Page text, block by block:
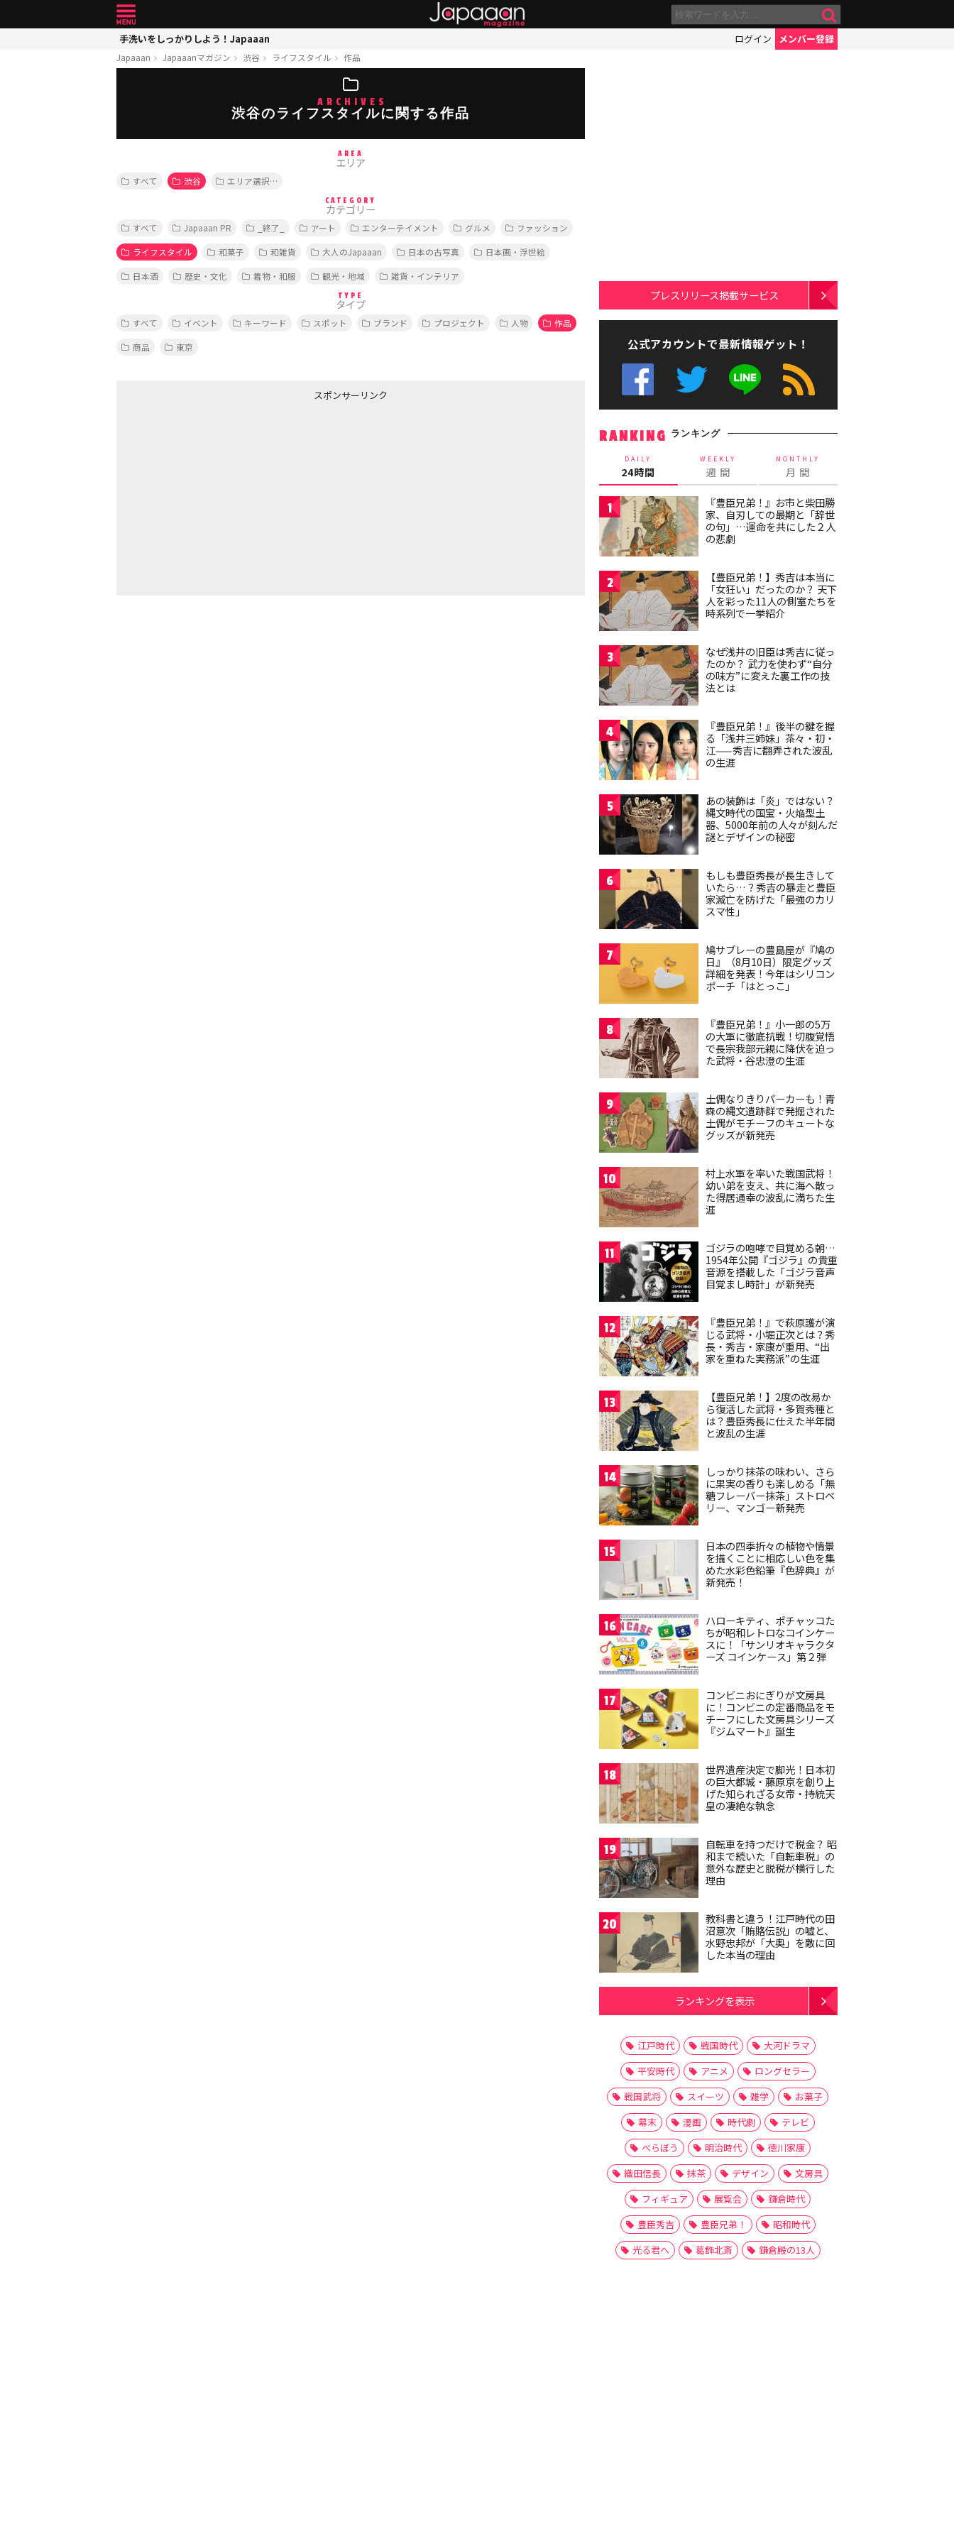
手洗いをしっかりしよう！Japaaan ログイン メンバー登録
Japaaan Japaaanマガジン 渋谷 ライフスタイル 作品
ARCHIVES
渋谷のライフスタイルに関する作品
AREA
エリア
すべて 渋谷 エリア選択…
CATEGORY
カテゴリー
すべて Japaaan PR _終了_ アート エンターテイメント グルメ
ファッション
ライフスタイル
和菓子 和雑貨 大人のJapaaan 日本の古写真
日本画・浮世絵
日本酒
歴史・文化 着物・和服 観光・地域 雑貨・インテリア
TYPE
タイプ
すべて イベント キーワード スポット ブランド プロジェクト 人物
作品
商品
東京
スポンサーリンク
プレスリリース掲載サービス
公式アカウントで最新情報ゲット！
RANKING ランキング
DAILY
24時間
WEEKLY
週 間
MONTHLY
月 間
1
『豊臣兄弟！』お市と柴田勝
家、自刃しての最期と「辞世
の句」…運命を共にした２人
の悲劇
2
【豊臣兄弟！】秀吉は本当に
「女狂い」だったのか？ 天下
人を彩った11人の側室たちを
時系列で一挙紹介
3
なぜ浅井の旧臣は秀吉に従っ
たのか？ 武力を使わず“自分
の味方”に変えた裏工作の技
法とは
4
『豊臣兄弟！』後半の鍵を握
る「浅井三姉妹」茶々・初・
江——秀吉に翻弄された波乱
の生涯
5
あの装飾は「炎」ではない？
縄文時代の国宝・火焔型土
器、5000年前の人々が刻んだ
謎とデザインの秘密
6
もしも豊臣秀長が長生きして
いたら…？秀吉の暴走と豊臣
家滅亡を防げた「最強のカリ
スマ性」
7
鳩サブレーの豊島屋が『鳩の
日』（8月10日）限定グッズ
詳細を発表！今年はシリコン
ポーチ「はとっこ」
8
『豊臣兄弟！』小一郎の5万
の大軍に徹底抗戦！切腹覚悟
で長宗我部元親に降伏を迫っ
た武将・谷忠澄の生涯
9
土偶なりきりパーカーも！青
森の縄文遺跡群で発掘された
土偶がモチーフのキュートな
グッズが新発売
10
村上水軍を率いた戦国武将！
幼い弟を支え、共に海へ散っ
た得居通幸の波乱に満ちた生
涯
11
ゴジラの咆哮で目覚める朝…
1954年公開『ゴジラ』の貴重
音源を搭載した「ゴジラ音声
目覚まし時計」が新発売
12
『豊臣兄弟！』で萩原護が演
じる武将・小堀正次とは？秀
長・秀吉・家康が重用、“出
家を重ねた実務派”の生涯
13
【豊臣兄弟！】2度の改易か
ら復活した武将・多賀秀種と
は？豊臣秀長に仕えた半年間
と波乱の生涯
14
しっかり抹茶の味わい、さら
に果実の香りも楽しめる「無
糖フレーバー抹茶」ストロベ
リー、マンゴー新発売
15
日本の四季折々の植物や情景
を描くことに相応しい色を集
めた水彩色鉛筆『色辞典』が
新発売！
16
ハローキティ、ポチャッコた
ちが昭和レトロなコインケー
スに！「サンリオキャラクタ
ーズ コインケース」第２弾
17
コンビニおにぎりが文房具
に！コンビニの定番商品をモ
チーフにした文房具シリーズ
『ジムマート』誕生
18
世界遺産決定で脚光！日本初
の巨大都城・藤原京を創り上
げた知られざる女帝・持統天
皇の凄絶な執念
19
自転車を持つだけで税金？ 昭
和まで続いた「自転車税」の
意外な歴史と脱税が横行した
理由
20
教科書と違う！江戸時代の田
沼意次「賄賂伝説」の嘘と、
水野忠邦が「大奥」を敵に回
した本当の理由
ランキングを表示
江戸時代 戦国時代
大河ドラマ
平安時代
アニメ
ロングセラー
戦国武将
スイーツ 雑学
お菓子
幕末
漫画 時代劇
テレビ
べらぼう
明治時代
徳川家康
織田信長
抹茶 デザイン
文房具
フィギュア
展覧会
鎌倉時代
豊臣秀吉
豊臣兄弟！
昭和時代
光る君へ
葛飾北斎 鎌倉殿の13人